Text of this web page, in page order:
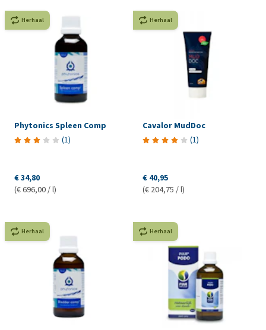
Herhaal
Phytonics Spleen Comp
(1)
€ 34,80
(€ 696,00 / l)
Herhaal
Cavalor MudDoc
(1)
€ 40,95
(€ 204,75 / l)
Herhaal Herhaal